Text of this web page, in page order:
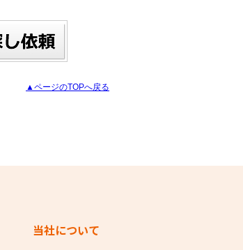
▲ページのTOPへ戻る
当社について